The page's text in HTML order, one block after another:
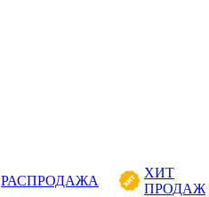
РАСПРОДАЖА
ХИТ
ПРОДАЖ